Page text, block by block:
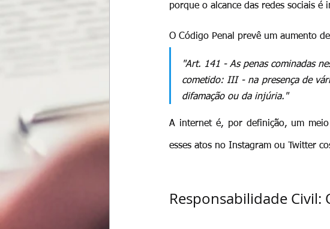
porque o alcance das redes sociais é
O Código Penal prevê um aumento
"Art. 141 - As penas cominadas
cometido: III - na presença de
difamação ou da injúria."
A internet é, por definição, um
esses atos no Instagram ou Twitter
Responsabilidade